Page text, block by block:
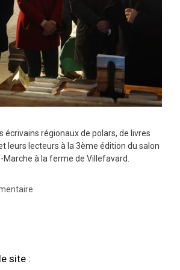
écrivains régionaux de polars, de livres
leurs lecteurs à la 3ème édition du salon
Marche à la ferme de Villefavard.
site :